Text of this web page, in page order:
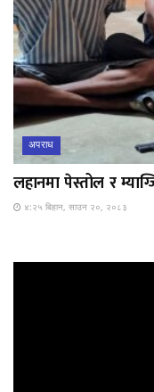
अपराध
लहानमा पेस्तोल र
४:२५ बिहान, साउन २०, २०८३